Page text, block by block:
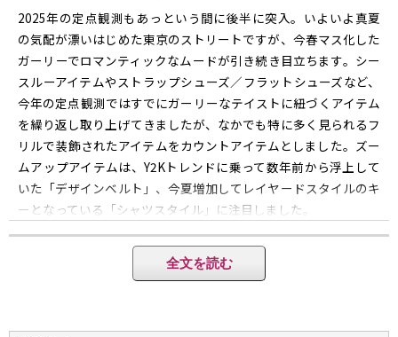
2025年の定点観測もあっという間に後半に突入。いよいよ真夏
の気配が漂いはじめた東京のストリートですが、今春マス化した
ガーリーでロマンティックなムードが引き続き目立ちます。シー
スルーアイテムやストラップシューズ／フラットシューズなど、
今年の定点観測ではすでにガーリーなテイストに紐づくアイテム
を繰り返し取り上げてきましたが、なかでも特に多く見られるフ
リルで装飾されたアイテムをカウントアイテムとしました。ズー
ムアップアイテムは、Y2Kトレンドに乗って数年前から浮上して
いた「デザインベルト」、今夏増加してレイヤードスタイルのキ
ーとなっている「シャツスタイル」に注目しました。
◼️2025年7月の定点観測・トップページはこちら
全文を読む